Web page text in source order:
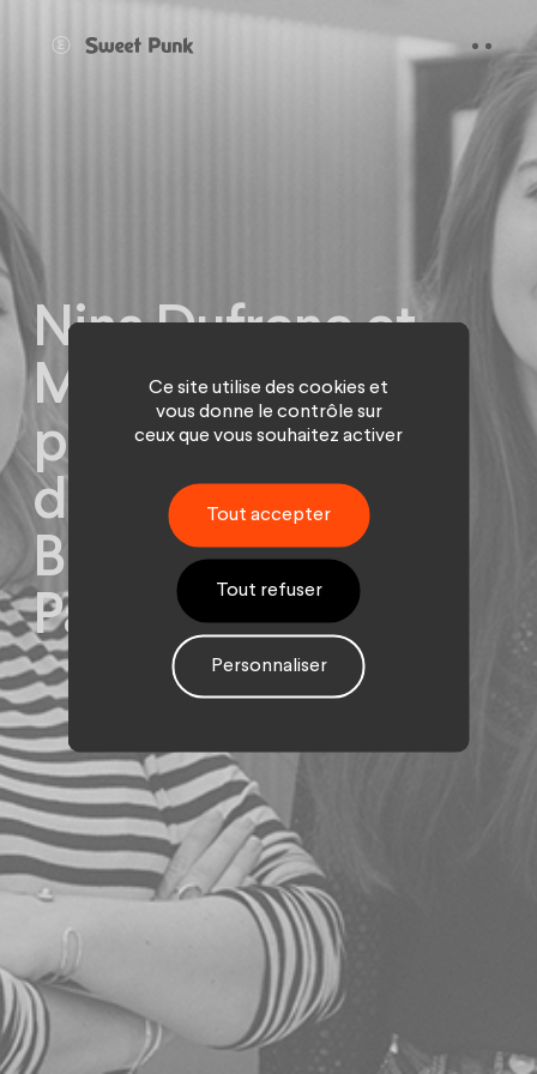
Nina Dufrene et
Marie Gleyze
prennent la tête
du nouveau pôle
Brand content et
Partenariats
Ce site utilise des cookies et
vous donne le contrôle sur
ceux que vous souhaitez activer
Tout accepter
Tout refuser
Personnaliser